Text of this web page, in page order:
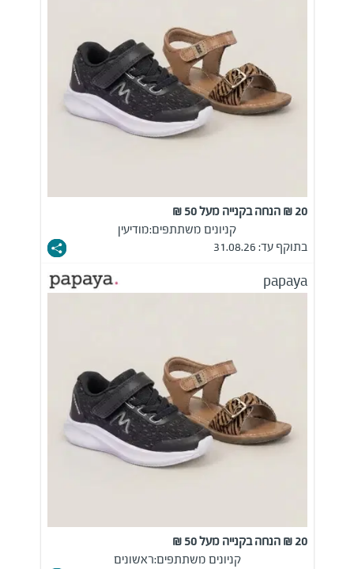
20 ₪ הנחה בקנייה מעל 50 ₪
קניונים משתתפים:מודיעין
בתוקף עד: 31.08.26
papaya
20 ₪ הנחה בקנייה מעל 50 ₪
קניונים משתתפים:ראשונים